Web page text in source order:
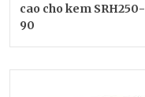
cao cho kem SRH250-
90